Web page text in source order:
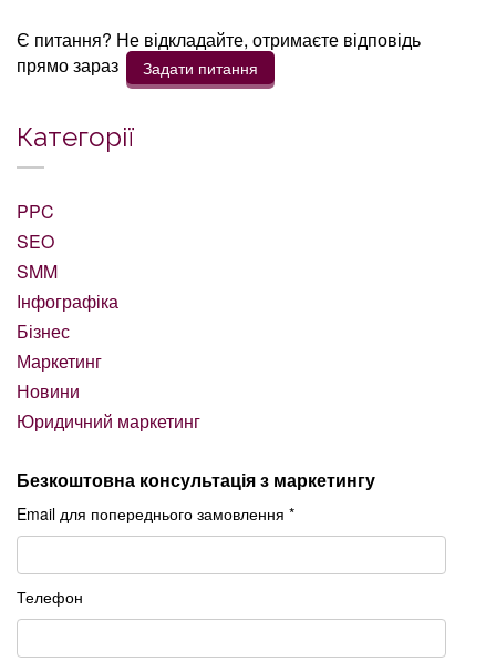
Є питання? Не відкладайте, отримаєте відповідь
прямо зараз
Задати питання
Категорії
PPC
SEO
SMM
Інфографіка
Бізнес
Маркетинг
Новини
Юридичний маркетинг
Безкоштовна консультація з маркетингу
Email для попереднього замовлення *
Телефон